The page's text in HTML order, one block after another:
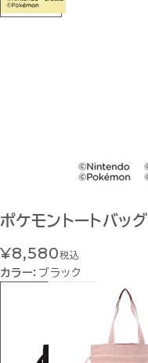
ポケモントートバッグ
¥8,580税込
カラー： ブラック